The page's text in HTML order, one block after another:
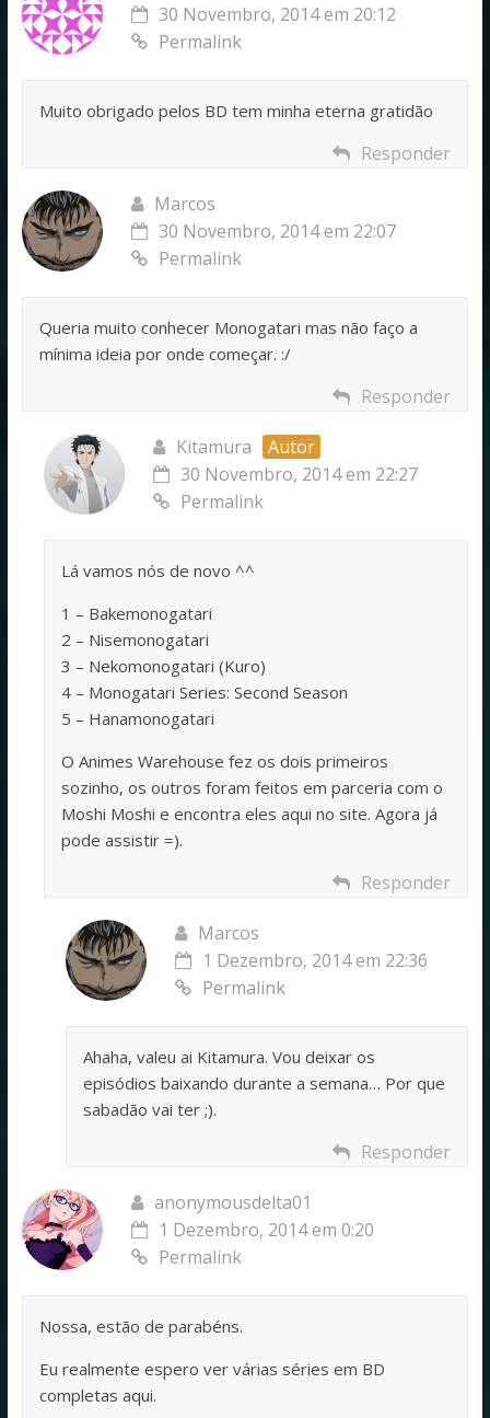
30 Novembro, 2014 em 20:12
Permalink
Muito obrigado pelos BD tem minha eterna gratidão
Responder
Marcos
30 Novembro, 2014 em 22:07
Permalink
Queria muito conhecer Monogatari mas não faço a
mínima ideia por onde começar. :/
Responder
Kitamura
Autor
30 Novembro, 2014 em 22:27
Permalink
Lá vamos nós de novo ^^
1 – Bakemonogatari
2 – Nisemonogatari
3 – Nekomonogatari (Kuro)
4 – Monogatari Series: Second Season
5 – Hanamonogatari
O Animes Warehouse fez os dois primeiros
sozinho, os outros foram feitos em parceria com o
Moshi Moshi e encontra eles aqui no site. Agora já
pode assistir =).
Responder
Marcos
1 Dezembro, 2014 em 22:36
Permalink
Ahaha, valeu ai Kitamura. Vou deixar os
episódios baixando durante a semana… Por que
sabadão vai ter ;).
Responder
anonymousdelta01
1 Dezembro, 2014 em 0:20
Permalink
Nossa, estão de parabéns.
Eu realmente espero ver várias séries em BD
completas aqui.